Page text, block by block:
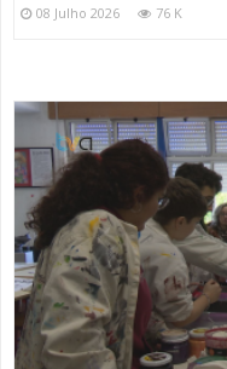
08 Julho 2026 76 K